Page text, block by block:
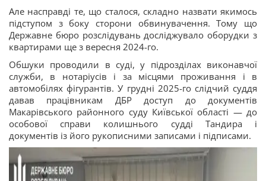
Але насправді те, що сталося, складно назвати якимось
підступом з боку сторони обвинувачення. Тому що
Державне бюро розслідувань досліджувало оборудки з
квартирами ще з вересня 2024-го.
Обшуки проводили в суді, у підрозділах виконавчої
служби, в нотаріусів і за місцями проживання і в
автомобілях фігурантів. У грудні 2025-го слідчий суддя
давав працівникам ДБР доступ до документів
Макарівського районного суду Київської області — до
особової справи колишнього судді Тандира і
документів із його рукописними записами і підписами.